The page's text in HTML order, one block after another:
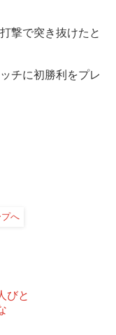
撃で突き抜けたと
チに初勝利をプレ
びと